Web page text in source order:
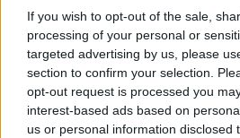
If you wish to opt-out of the sale,
processing of your personal or
targeted advertising by us, please
section to confirm your selection.
opt-out request is processed you
interest-based ads based on
us or personal information disclosed
Επιτρέψτε μου μία πολύ
τοποθέτηση για το ζήτημα
αναφέρθηκα και στη Βουλή,
απόφαση της τελευταίας
στις Βρυξέλλες. Ξέρετε